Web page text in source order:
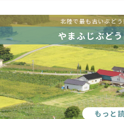
北陸で最も古いぶど
やまふじぶど
もっと